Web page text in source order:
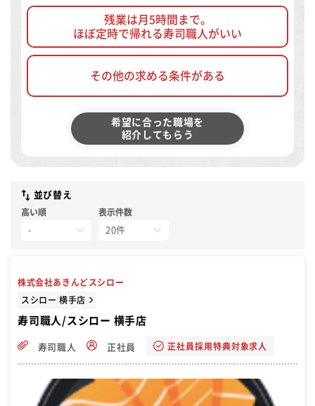
残業は月5時間まで。
ほぼ定時で帰れる寿司職人がいい
その他の求める条件がある
希望に合った職場を
紹介してもらう
並び替え
高い順 表示件数
株式会社あきんどスシロー
スシロー 横手店
寿司職人/スシロー 横手店
寿司職人 正社員 正社員採用特典対象求人